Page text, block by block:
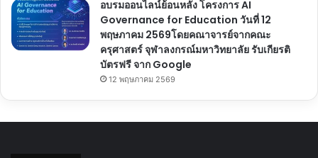
อบรมออนไลน์ย้อนหลัง โครงการ AI
Governance for Education วันที่ 12
พฤษภาคม 2569โดยคณาจารย์จากคณะ
ครุศาสตร์ จุฬาลงกรณ์มหาวิทยาลัย รับเกียรติ
บัตรฟรี จาก Google
12 พฤษภาคม 2569